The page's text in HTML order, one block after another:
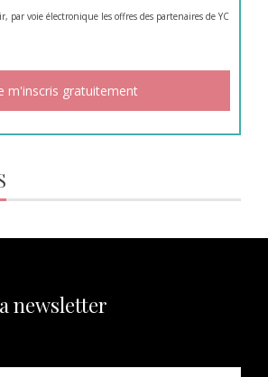
par voie électronique les offres des partenaires de YC
newsletter